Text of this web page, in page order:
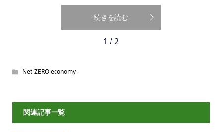
続きを読む
1 / 2
Net-ZERO economy
関連記事一覧